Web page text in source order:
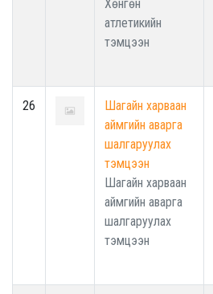
Хөнгөн
атлетикийн
тэмцээн
26
Шагайн харваан
аймгийн аварга
шалгаруулах
тэмцээн
Шагайн харваан
аймгийн аварга
шалгаруулах
тэмцээн